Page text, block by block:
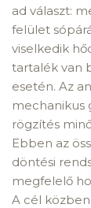
ad választ:
felület
viselkedik
tartalék van
esetén. Az
mechanikus
rögzítés
Ebben az
döntési
megfelelő
A cél